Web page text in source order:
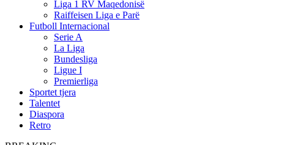
Liga 1 RV Maqedonisë
Raiffeisen Liga e Parë
Futboll Internacional
Serie A
La Liga
Bundesliga
Ligue I
Premierliga
Sportet tjera
Talentet
Diaspora
Retro